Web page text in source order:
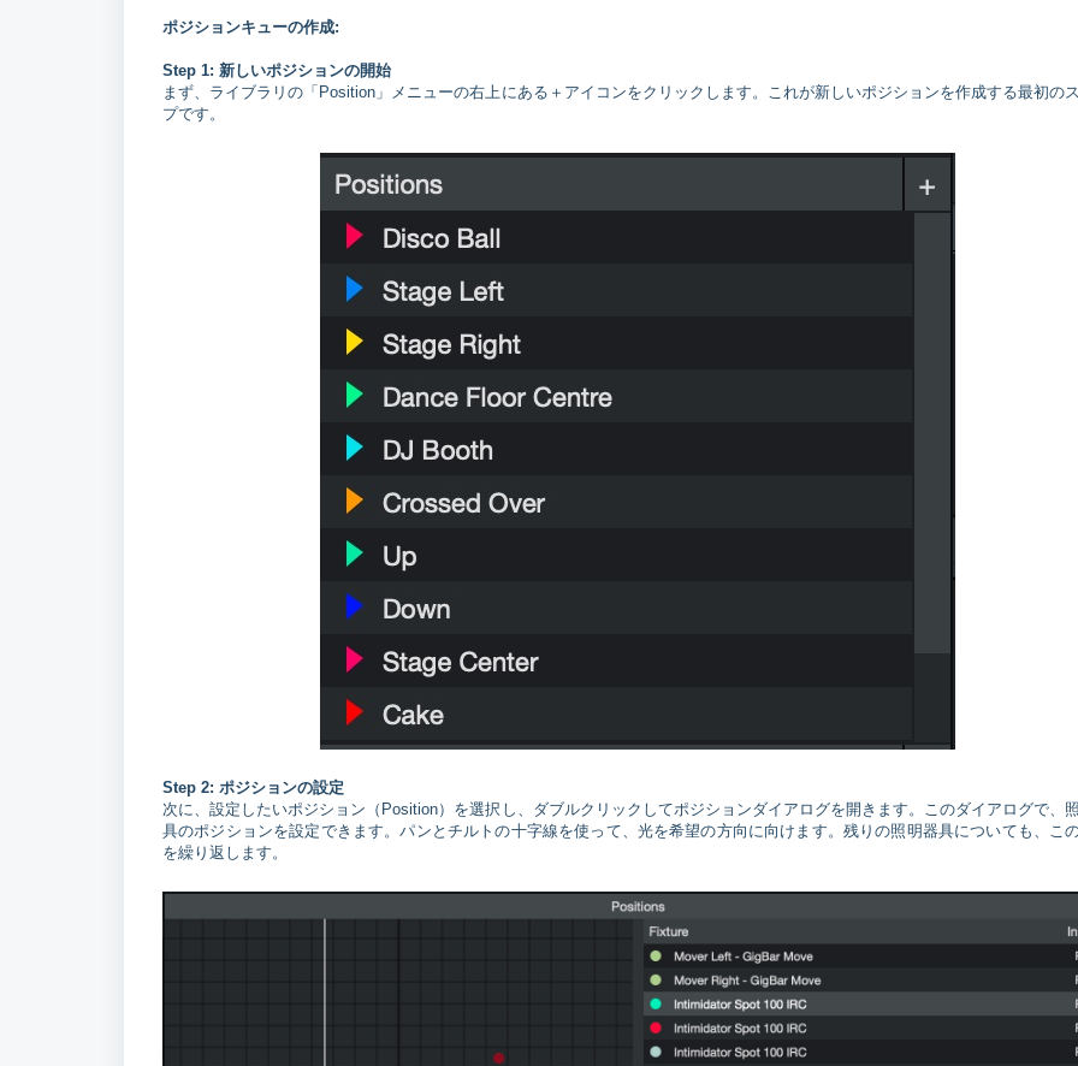
ポジションキューの作成:
Step 1: 新しいポジションの開始
まず、ライブラリの「Position」メニューの右上にある＋アイコンをクリックします。これが新しいポジションを作成する最初の
プです。
Step 2: ポジションの設定
次に、設定したいポジション（Position）を選択し、ダブルクリックしてポジションダイアログを開きます。このダイアログで、
具のポジションを設定できます。パンとチルトの十字線を使って、光を希望の方向に向けます。残りの照明器具についても、こ
を繰り返します。